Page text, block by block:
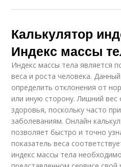
Калькулятор
Индекс массы
Индекс массы тела является
веса и роста человека.
определить отклонения от
или иную сторону. Лишний вес
здоровья, поскольку часто
заболеваниям. Онлайн
позволяет быстро и точно
показатель веса
индекс массы тела